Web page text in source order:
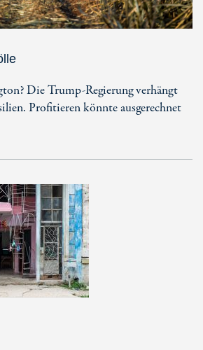
Die Trump-Regierung verhängt
Profitieren könnte ausgerechnet